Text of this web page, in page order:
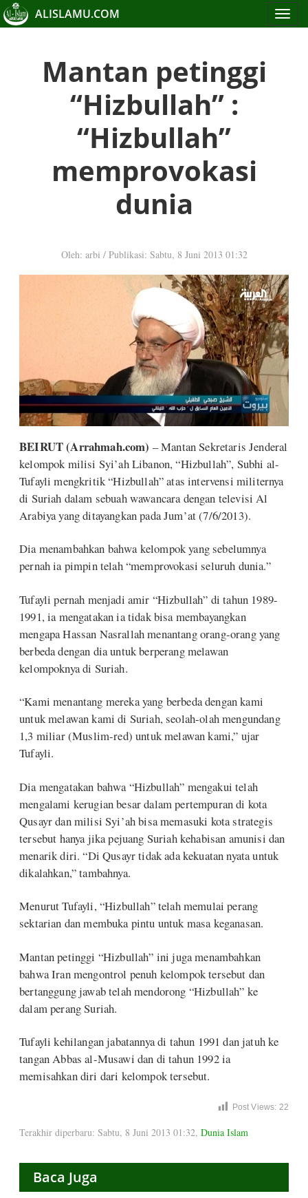
Toggle
ALISLAMU.COM
Mantan petinggi
“Hizbullah” :
“Hizbullah”
memprovokasi
dunia
Oleh: arbi / Publikasi: Sabtu, 8 Juni 2013 01:32
BEIRUT (Arrahmah.com) – Mantan Sekretaris Jenderal
kelompok milisi Syi’ah Libanon, “Hizbullah”, Subhi al-
Tufayli mengkritik “Hizbullah” atas intervensi militernya
di Suriah dalam sebuah wawancara dengan televisi Al
Arabiya yang ditayangkan pada Jum’at (7/6/2013).
Dia menambahkan bahwa kelompok yang sebelumnya
pernah ia pimpin telah “memprovokasi seluruh dunia.”
Tufayli pernah menjadi amir “Hizbullah” di tahun 1989-
1991, ia mengatakan ia tidak bisa membayangkan
mengapa Hassan Nasrallah menantang orang-orang yang
berbeda dengan dia untuk berperang melawan
kelompoknya di Suriah.
“Kami menantang mereka yang berbeda dengan kami
untuk melawan kami di Suriah, seolah-olah mengundang
1,3 miliar (Muslim-red) untuk melawan kami,” ujar
Tufayli.
Dia mengatakan bahwa “Hizbullah” mengakui telah
mengalami kerugian besar dalam pertempuran di kota
Qusayr dan milisi Syi’ah bisa memasuki kota strategis
tersebut hanya jika pejuang Suriah kehabisan amunisi dan
menarik diri. “Di Qusayr tidak ada kekuatan nyata untuk
dikalahkan,” tambahnya.
Menurut Tufayli, “Hizbullah” telah memulai perang
sektarian dan membuka pintu untuk masa keganasan.
Mantan petinggi “Hizbullah” ini juga menambahkan
bahwa Iran mengontrol penuh kelompok tersebut dan
bertanggung jawab telah mendorong “Hizbullah” ke
dalam perang Suriah.
Tufayli kehilangan jabatannya di tahun 1991 dan jatuh ke
tangan Abbas al-Musawi dan di tahun 1992 ia
memisahkan diri dari kelompok tersebut.
Post Views: 22
Terakhir diperbaru: Sabtu, 8 Juni 2013 01:32, Dunia Islam
Baca Juga